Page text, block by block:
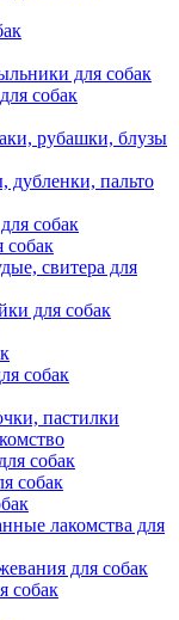
для собак
собак
рубашки, блузы
пальто
собак
собак
свитера для
для собак
собак
пастилки
собак
собак
лакомства для
для собак
собак